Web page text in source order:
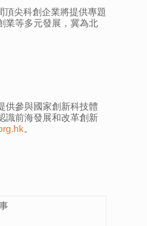
尖科創企業將提供專題
業等多元發展，冀為北
供參與國家創新科技體
識前海發展和改革創新
。